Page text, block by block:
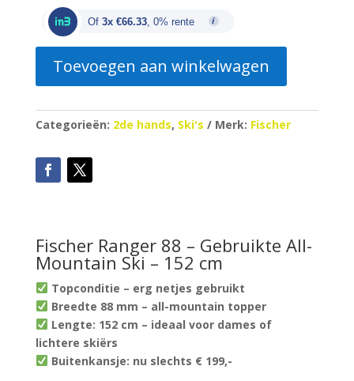
€599.00.€199.00.
Of 3x €66.33, 0% rente
Toevoegen aan winkelwagen
Categorieën: 2de hands, Ski's Merk: Fischer
Fischer Ranger 88 – Gebruikte All-
Mountain Ski – 152 cm
Topconditie – erg netjes gebruikt
Breedte 88 mm – all-mountain topper
Lengte: 152 cm – ideaal voor dames of
lichtere skiërs
Buitenkansje: nu slechts € 199,-